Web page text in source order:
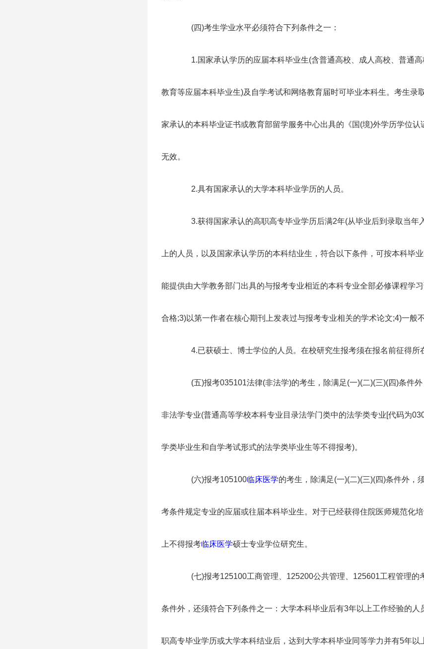
(四)考生学业水平必须符合下列条件之一：
1.国家承认学历的应届本科毕业生(含普通高校、成人高校、普通
教育等应届本科毕业生)及自学考试和网络教育届时可毕业本科生。考生录
家承认的本科毕业证书或教育部留学服务中心出具的《国(境)外学历学位认
无效。
2.具有国家承认的大学本科毕业学历的人员。
3.获得国家承认的高职高专毕业学历后满2年(从毕业后到录取当年
上的人员，以及国家承认学历的本科结业生，符合以下条件，可按本科毕
能提供由大学教务部门出具的与报考专业相近的本科专业全部必修课程学
合格;3)以第一作者在核心期刊上发表过与报考专业相关的学术论文;4)一般
4.已获硕士、博士学位的人员。在校研究生报考须在报名前征得所
(五)报考035101法律(非法学)的考生，除满足(一)(二)(三)(四)条件
非法学专业(普通高等学校本科专业目录法学门类中的法学类专业[代码为
学类毕业生和自学考试形式的法学类毕业生等不得报考)。
(六)报考105100临床医学的考生，除满足(一)(二)(三)(四)条件外，
考条件规定专业的应届或往届本科毕业生。对于已经获得住院医师规范化
上不得报考临床医学硕士专业学位研究生。
(七)报考125100工商管理、125200公共管理、125601工程管理的
条件外，还须符合下列条件之一：大学本科毕业后有3年以上工作经验的人
职高专毕业学历或大学本科结业后，达到大学本科毕业同等学力并有5年以